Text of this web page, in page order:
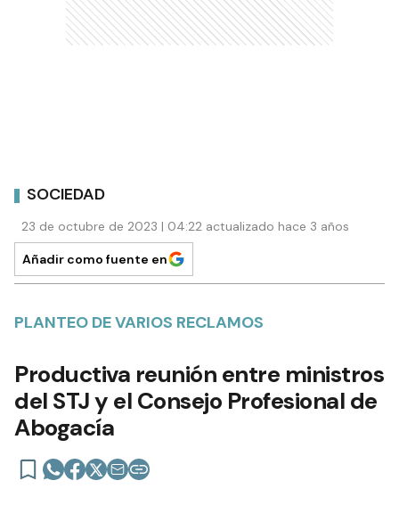
SOCIEDAD
23 de octubre de 2023 | 04:22 actualizado hace 3 años
Añadir como fuente en
PLANTEO DE VARIOS RECLAMOS
Productiva reunión entre ministros
del STJ y el Consejo Profesional de
Abogacía